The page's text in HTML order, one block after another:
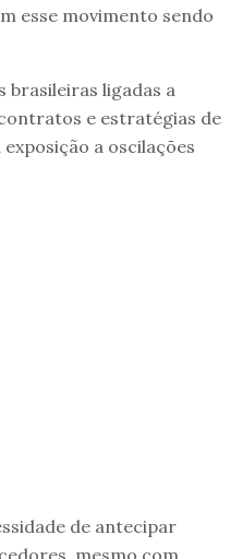
esse movimento sendo
brasileiras ligadas a
e estratégias de
a oscilações
de antecipar
mesmo com